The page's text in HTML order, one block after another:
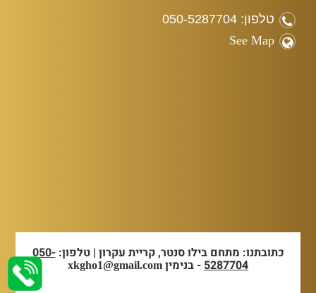
טלפון: 050-5287704
See Map
כתובתנו: מתחם בילו סנטר, קריית עקרון | טלפון:050-
5287704- בנימין xkgho1@gmail.com